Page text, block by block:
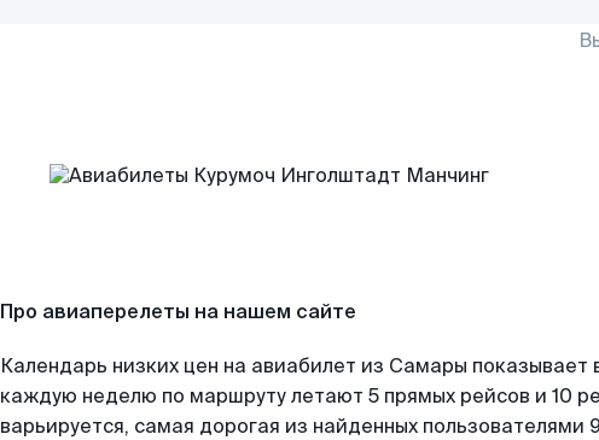
Про авиаперелеты на нашем сайте
Календарь низких цен на авиабилет из Самары показывает
каждую неделю по маршруту летают 5 прямых рейсов и 10
варьируется, самая дорогая из найденных пользователями